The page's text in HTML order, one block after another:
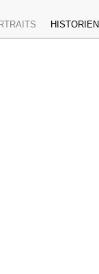
HISTORIEN